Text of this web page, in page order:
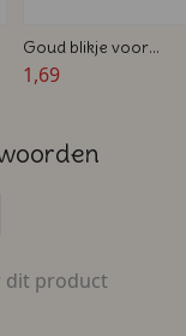
Goud blikje voor
huwelijken - Gevuld
1,69
dit product